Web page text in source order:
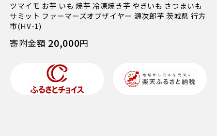
ツマイモ お芋 いも 焼芋 冷凍焼き芋 やきいも さつまいも
サミット ファーマーズオブザイヤー 源次郎芋 茨城県 行方
市(HV-1)
寄附金額 20,000円